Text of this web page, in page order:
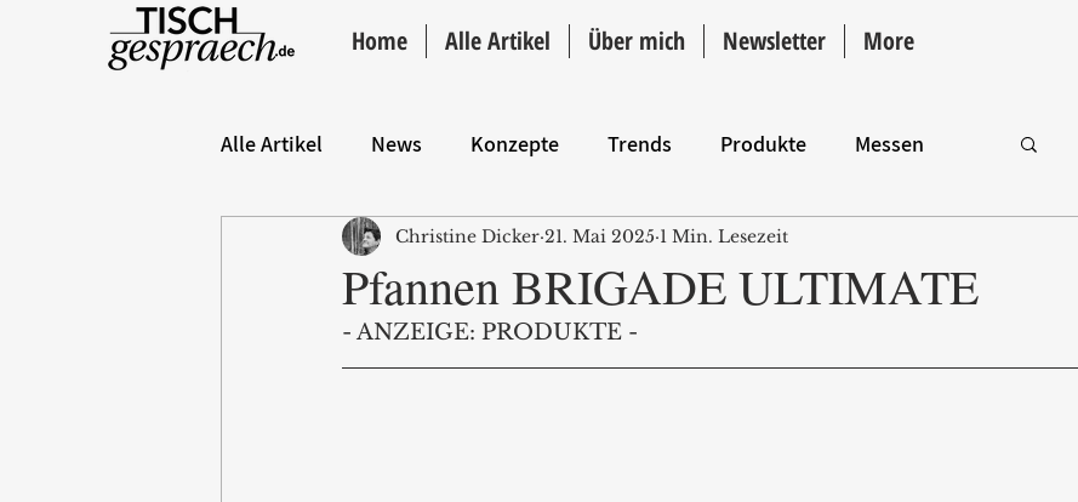
Home Alle Artikel Über mich Newsletter More
Alle Artikel News Konzepte Trends Produkte Messen
Hintergrund ANZEIGE Intro
Pfannen BRIGADE ULTIMATE
Christine Dicker 21. Mai 2025 1 Min. Lesezeit
- ANZEIGE: PRODUKTE -